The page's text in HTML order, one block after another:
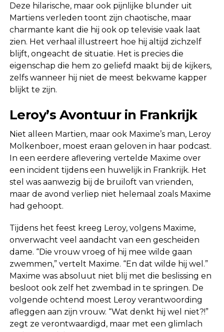
Deze hilarische, maar ook pijnlijke blunder uit
Martiens verleden toont zijn chaotische, maar
charmante kant die hij ook op televisie vaak laat
zien. Het verhaal illustreert hoe hij altijd zichzelf
blijft, ongeacht de situatie. Het is precies die
eigenschap die hem zo geliefd maakt bij de kijkers,
zelfs wanneer hij niet de meest bekwame kapper
blijkt te zijn.
Leroy’s Avontuur in Frankrijk
Niet alleen Martien, maar ook Maxime’s man, Leroy
Molkenboer, moest eraan geloven in haar podcast.
In een eerdere aflevering vertelde Maxime over
een incident tijdens een huwelijk in Frankrijk. Het
stel was aanwezig bij de bruiloft van vrienden,
maar de avond verliep niet helemaal zoals Maxime
had gehoopt.
Tijdens het feest kreeg Leroy, volgens Maxime,
onverwacht veel aandacht van een gescheiden
dame. “Die vrouw vroeg of hij mee wilde gaan
zwemmen,” vertelt Maxime. “En dat wilde hij wel.”
Maxime was absoluut niet blij met die beslissing en
besloot ook zelf het zwembad in te springen. De
volgende ochtend moest Leroy verantwoording
afleggen aan zijn vrouw. “Wat denkt hij wel niet?!”
zegt ze verontwaardigd, maar met een glimlach